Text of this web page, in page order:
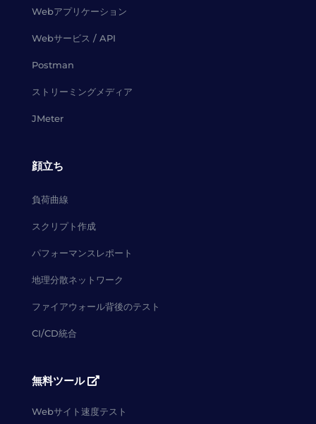
Webアプリケーション
Webサービス / API
Postman
ストリーミングメディア
JMeter
顔立ち
負荷曲線
スクリプト作成
パフォーマンスレポート
地理分散ネットワーク
ファイアウォール背後のテスト
CI/CD統合
無料ツール
Webサイト速度テスト